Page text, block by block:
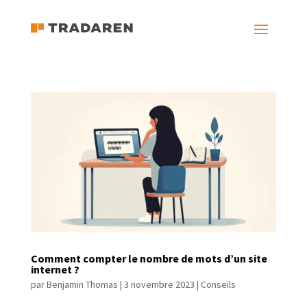
Comment compter le nombre de mots d’un site
internet ?
parBenjamin Thomas | 3 novembre 2023 | Conseils